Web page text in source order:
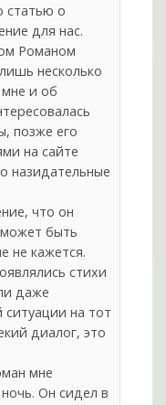
статью о
для нас.
Романом
несколько
и об
позже его
на сайте
назидательные
что он
быть
не кажется.
стихи
даже
на тот
диалог, это
мне
Он сидел в